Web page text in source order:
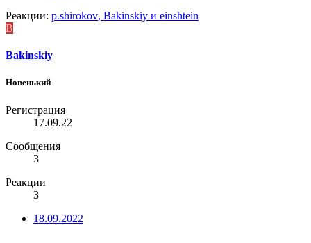
Реакции: p.shirokov, Bakinskiy и einshtein
B
Bakinskiy
Новенький
Регистрация
17.09.22
Сообщения
3
Реакции
3
18.09.2022